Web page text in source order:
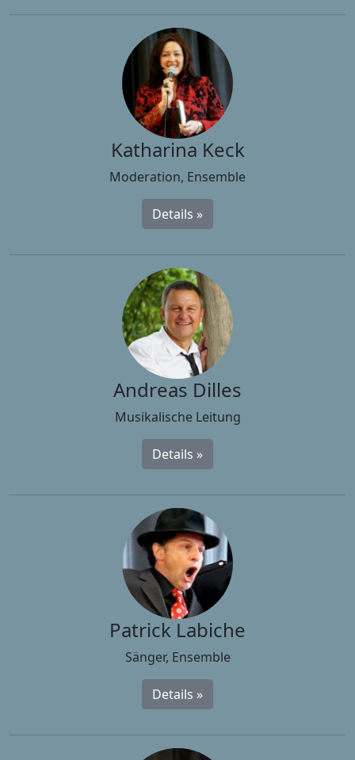
Katharina Keck
Moderation, Ensemble
Details »
Andreas Dilles
Musikalische Leitung
Details »
Patrick Labiche
Sänger, Ensemble
Details »